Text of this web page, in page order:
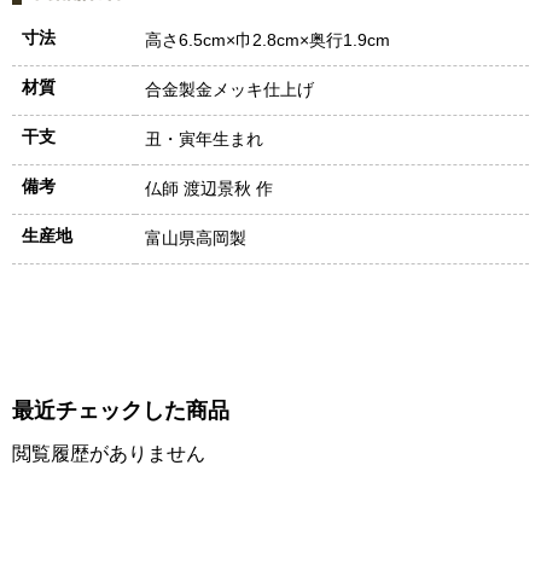
寸法 高さ6.5cm×巾2.8cm×奥行1.9cm
材質 合金製金メッキ仕上げ
干支 丑・寅年生まれ
備考 仏師 渡辺景秋 作
生産地 富山県高岡製
最近チェックした商品
閲覧履歴がありません